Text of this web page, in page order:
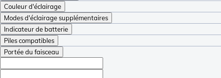
Couleur d'éclairage
Modes d'éclairage supplémentaires
Indicateur de batterie
Piles compatibles
Portée du faisceau